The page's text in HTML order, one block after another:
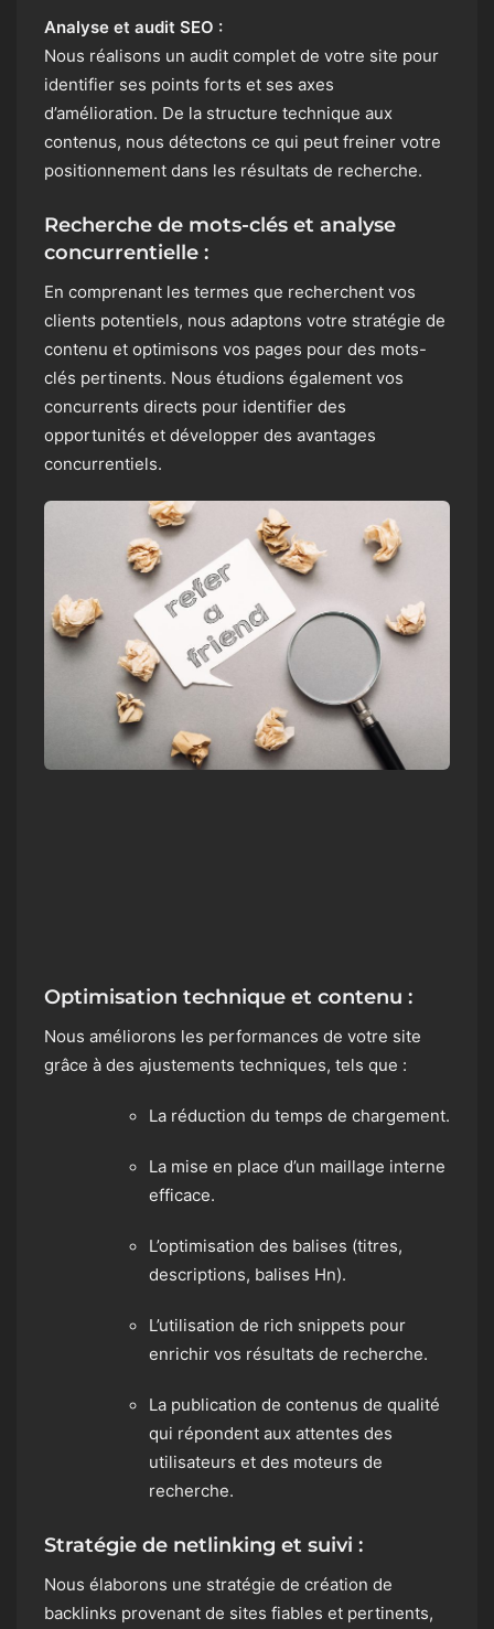
Analyse et audit SEO :
Nous réalisons un audit complet de votre site pour
identifier ses points forts et ses axes
d’amélioration. De la structure technique aux
contenus, nous détectons ce qui peut freiner votre
positionnement dans les résultats de recherche.
Recherche de mots-clés et analyse
concurrentielle :
En comprenant les termes que recherchent vos
clients potentiels, nous adaptons votre stratégie de
contenu et optimisons vos pages pour des mots-
clés pertinents. Nous étudions également vos
concurrents directs pour identifier des
opportunités et développer des avantages
concurrentiels.
Optimisation technique et contenu :
Nous améliorons les performances de votre site
grâce à des ajustements techniques, tels que :
La réduction du temps de chargement.
La mise en place d’un maillage interne
efficace.
L’optimisation des balises (titres,
descriptions, balises Hn).
L’utilisation de rich snippets pour
enrichir vos résultats de recherche.
La publication de contenus de qualité
qui répondent aux attentes des
utilisateurs et des moteurs de
recherche.
Stratégie de netlinking et suivi :
Nous élaborons une stratégie de création de
backlinks provenant de sites fiables et pertinents,